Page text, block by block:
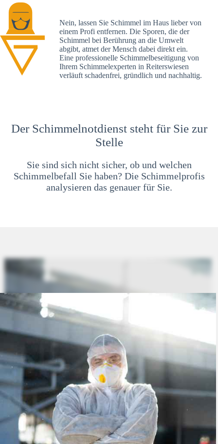
Nein, lassen Sie Schimmel im Haus lieber von
einem Profi entfernen. Die Sporen, die der
Schimmel bei Berührung an die Umwelt
abgibt, atmet der Mensch dabei direkt ein.
Eine professionelle Schimmelbeseitigung von
Ihrem Schimmelexperten in Reiterswiesen
verläuft schadenfrei, gründlich und nachhaltig.
Der Schimmelnotdienst steht für Sie zur
Stelle
Sie sind sich nicht sicher, ob und welchen
Schimmelbefall Sie haben? Die Schimmelprofis
analysieren das genauer für Sie.